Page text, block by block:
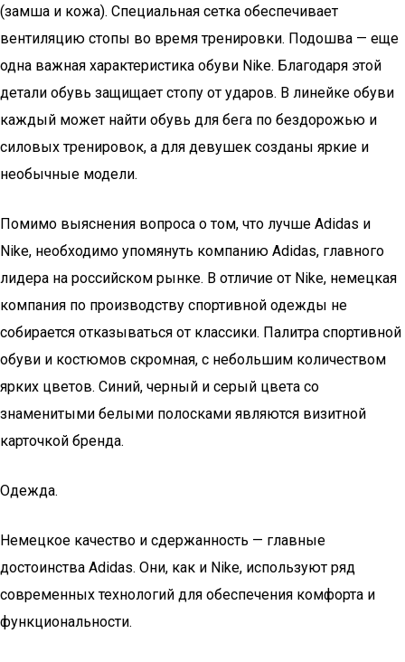
(замша и кожа). Специальная сетка обеспечивает
вентиляцию стопы во время тренировки. Подошва — еще
одна важная характеристика обуви Nike. Благодаря этой
детали обувь защищает стопу от ударов. В линейке обуви
каждый может найти обувь для бега по бездорожью и
силовых тренировок, а для девушек созданы яркие и
необычные модели.
Помимо выяснения вопроса о том, что лучше Adidas и
Nike, необходимо упомянуть компанию Adidas, главного
лидера на российском рынке. В отличие от Nike, немецкая
компания по производству спортивной одежды не
собирается отказываться от классики. Палитра спортивной
обуви и костюмов скромная, с небольшим количеством
ярких цветов. Синий, черный и серый цвета со
знаменитыми белыми полосками являются визитной
карточкой бренда.
Одежда.
Немецкое качество и сдержанность — главные
достоинства Adidas. Они, как и Nike, используют ряд
современных технологий для обеспечения комфорта и
функциональности.